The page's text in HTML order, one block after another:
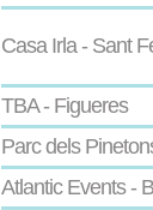
Casa Irla - Sant
TBA - Figueres
Parc dels
Atlantic Events -